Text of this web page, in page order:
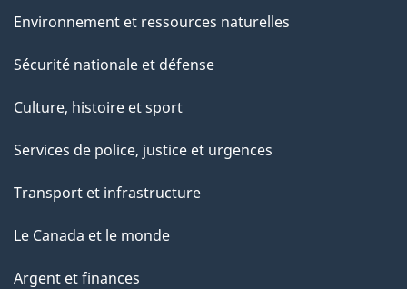
Environnement et ressources naturelles
Sécurité nationale et défense
Culture, histoire et sport
Services de police, justice et urgences
Transport et infrastructure
Le Canada et le monde
Argent et finances